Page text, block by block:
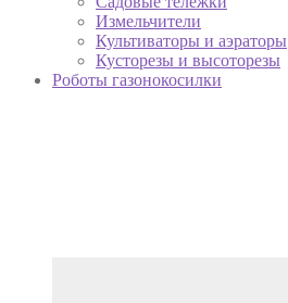
Измельчители
Культиваторы и аэраторы
Кусторезы и высоторезы
Роботы газонокосилки